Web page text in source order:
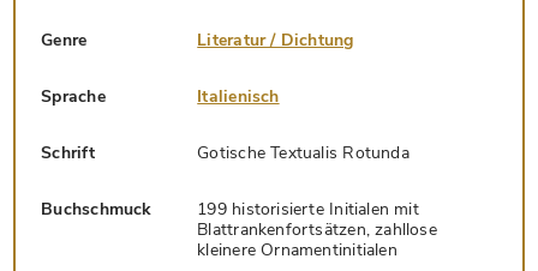
Genre Literatur / Dichtung
Sprache Italienisch
Schrift Gotische Textualis Rotunda
Buchschmuck
199 historisierte Initialen mit
Blattrankenfortsätzen, zahllose
kleinere Ornamentinitialen